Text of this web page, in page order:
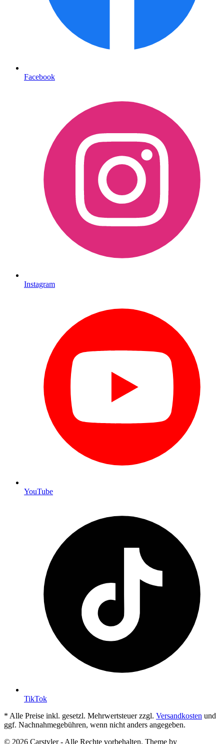
Facebook
Instagram
YouTube
TikTok
* Alle Preise inkl. gesetzl. Mehrwertsteuer zzgl. Versandkosten und
ggf. Nachnahmegebühren, wenn nicht anders angegeben.
© 2026 Carstyler - Alle Rechte vorbehalten. Theme by